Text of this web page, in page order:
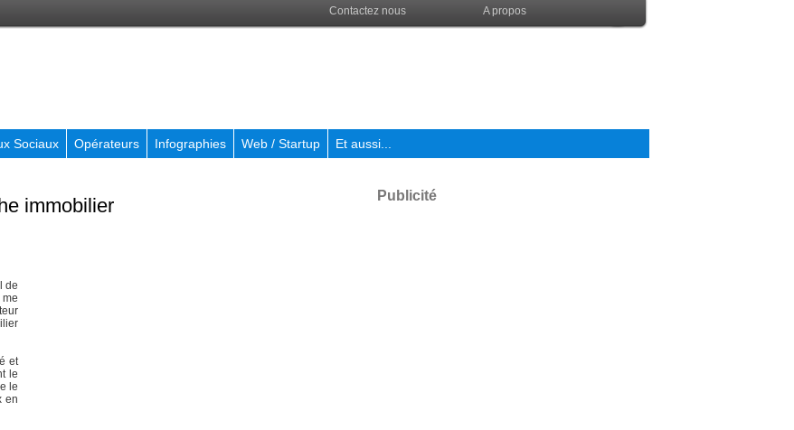
Contactez nous A propos
Sociaux Opérateurs Infographies Web / Startup Et aussi...
immobilier
de
et
le
le
en
Publicité